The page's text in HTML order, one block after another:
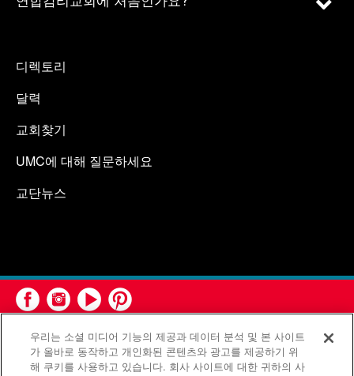
디렉토리
달력
교회찾기
UMC에 대해 질문하세요
교단뉴스
우리는 소셜 미디어 기능의 제공과 데이터 분석 및 본 사이트
가 올바로 동작하고 개인화된 콘텐츠와 광고를 제공하기 위
해 쿠키를 사용하고 있습니다. 회사 사이트에 대한 귀하의 사